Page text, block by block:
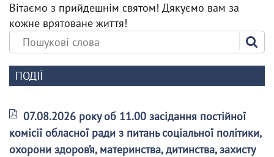
Вітаємо з прийдешнім святом! Дякуємо вам за
кожне врятоване життя!
ПОДІЇ
07.08.2026 року об 11.00 засідання постійної
комісії обласної ради з питань соціальної політики,
охорони здоров’я, материнства, дитинства, захисту